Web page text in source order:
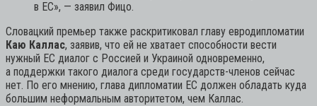
в ЕС», — заявил Фицо.
Словацкий премьер также раскритиковал главу евродипломатии
Каю Каллас, заявив, что ей не хватает способности вести
нужный ЕС диалог с Россией и Украиной одновременно,
а поддержки такого диалога среди государств-членов сейчас
нет. По его мнению, глава дипломатии ЕС должен обладать куда
большим неформальным авторитетом, чем Каллас.